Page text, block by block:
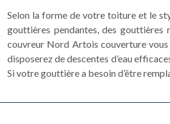
Selon la forme de votre toiture et le
gouttières pendantes, des gouttières
couvreur Nord Artois couverture
disposerez de descentes d’eau
Si votre gouttière a besoin d’être